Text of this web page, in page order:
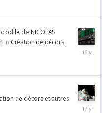
de NICOLAS
in Création de décors
de décors et autres
May